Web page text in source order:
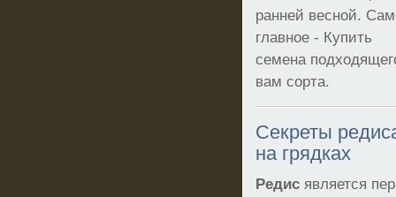
ранней весной.
главное - Купить
семена
вам сорта.
Секреты
на грядках
Редис является